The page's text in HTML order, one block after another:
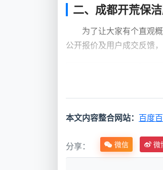
二、成都开荒保
为了让大家有个直观
公开报价及用户成交反馈
个人散工/接单平
台
35-
时
小型保洁团队 50-
本文内容整合网站： 百度
分享： 微信 微